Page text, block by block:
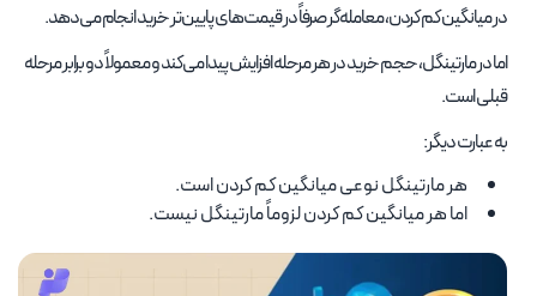
در میانگین کم کردن، معامله‌گر صرفاً در قیمت‌های پایین‌تر خرید انجام می‌دهد.
اما در مارتینگل، حجم خرید در هر مرحله افزایش پیدا می‌کند و معمولاً دو برابر مرحله
قبلی است.
به عبارت دیگر:
هر مارتینگل نوعی میانگین کم کردن است.
اما هر میانگین کم کردن لزوماً مارتینگل نیست.